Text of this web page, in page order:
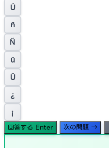
Ú
ñ
Ñ
ü
Ü
¿
¡
回答する Enter 次の問題 →